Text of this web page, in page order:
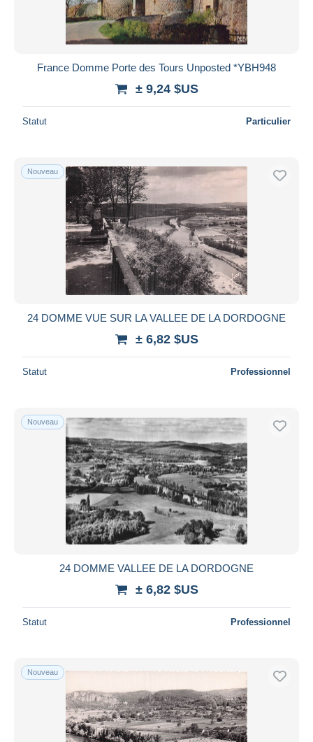
France Domme Porte des Tours Unposted *YBH948
± 9,24 $US
Statut Particulier
Nouveau
24 DOMME VUE SUR LA VALLEE DE LA DORDOGNE
± 6,82 $US
Statut Professionnel
Nouveau
24 DOMME VALLEE DE LA DORDOGNE
± 6,82 $US
Statut Professionnel
Nouveau